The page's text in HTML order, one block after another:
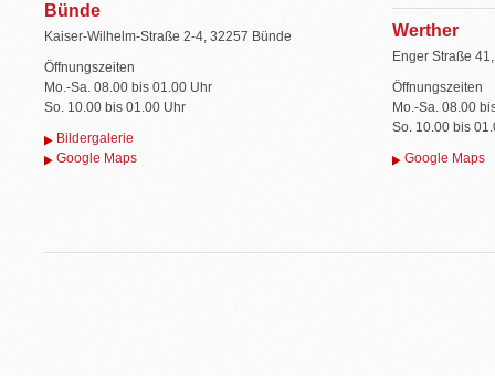
Bünde
Kaiser-Wilhelm-Straße 2-4, 32257 Bünde
Öffnungszeiten
Mo.-Sa. 08.00 bis 01.00 Uhr
So. 10.00 bis 01.00 Uhr
Bildergalerie
Google Maps
Werther
Enger Straße
Öffnungszeiten
Mo.-Sa. 08.00
So. 10.00 bis
Google Maps